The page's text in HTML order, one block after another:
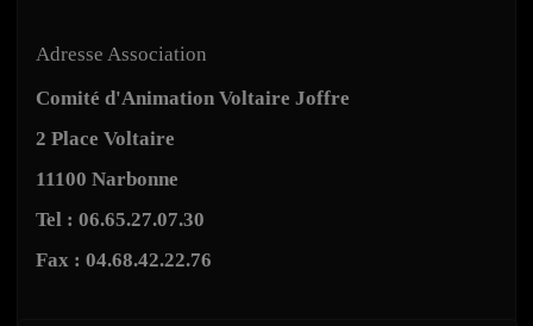
Adresse Association
Comité d'Animation Voltaire Joffre
2 Place Voltaire
11100 Narbonne
Tel : 06.65.27.07.30
Fax : 04.68.42.22.76